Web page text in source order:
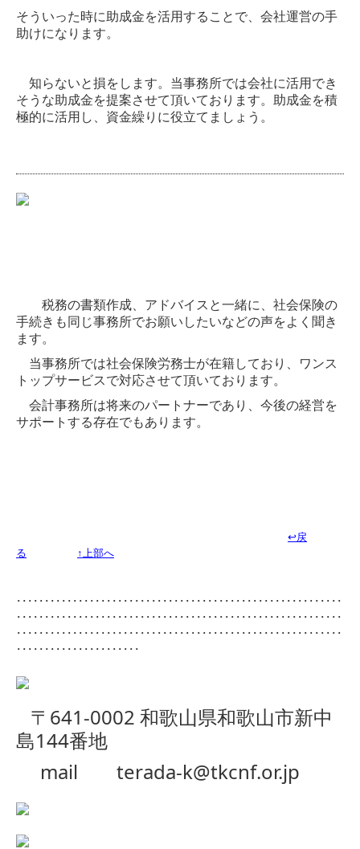
そういった時に助成金を活用することで、会社運営の手
助けになります。
知らないと損をします。当事務所では会社に活用でき
そうな助成金を提案させて頂いております。助成金を積
極的に活用し、資金繰りに役立てましょう。
税務の書類作成、アドバイスと一緒に、社会保険の
手続きも同じ事務所でお願いしたいなどの声をよく聞き
ます。
当事務所では社会保険労務士が在籍しており、ワンス
トップサービスで対応させて頂いております。
会計事務所は将来のパートナーであり、今後の経営を
サポートする存在でもあります。
↩戻
る
↑上部へ
･･････････････････････････････････････････････････････････
･･････････････････････････････････････････････････････････
･･････････････････････････････････････････････････････････
･･････････････････････
〒641-0002 和歌山県和歌山市新中
島144番地
mail terada-k@tkcnf.or.jp